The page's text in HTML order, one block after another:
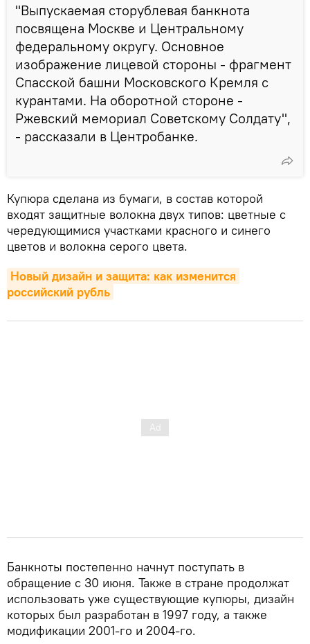
"Выпускаемая сторублевая банкнота
посвящена Москве и Центральному
федеральному округу. Основное
изображение лицевой стороны - фрагмент
Спасской башни Московского Кремля с
курантами. На оборотной стороне -
Ржевский мемориал Советскому Солдату",
- рассказали в Центробанке.
Купюра сделана из бумаги, в состав которой
входят защитные волокна двух типов: цветные с
чередующимися участками красного и синего
цветов и волокна серого цвета.
Новый дизайн и защита: как изменится
российский рубль
Банкноты постепенно начнут поступать в
обращение с 30 июня. Также в стране продолжат
использовать уже существующие купюры, дизайн
которых был разработан в 1997 году, а также
модификации 2001-го и 2004-го.